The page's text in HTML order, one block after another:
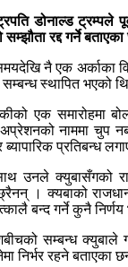
डोनाल्ड ट्रम्पले
रद्द गर्ने
नै एक अर्काका
स्थापित भएको
एक समारोहमा
नाममा चुप
ब्यापारिक प्रतिबन्ध
उनले क्युबासँगको
। क्यबाको
बन्द गर्ने कुनै
सम्बन्ध
निर्भर रहने बताएका